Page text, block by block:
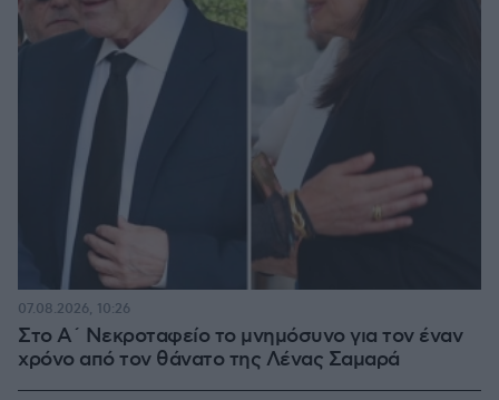
Στο Α΄ Νεκροταφείο το μνημόσυνο για τον έναν
χρόνο από τον θάνατο της Λένας Σαμαρά
07.08.2026, 10:26